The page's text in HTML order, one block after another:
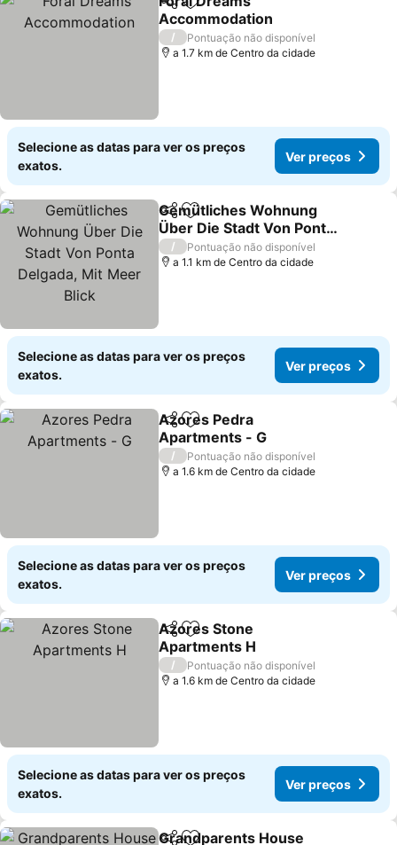
PartilharAdicionar aos favoritos
Accommodation
/
Pontuação não disponível
a 1.7 km de Centro da cidade
Selecione as datas para ver os preços
exatos.
Ver preços
PartilharAdicionar aos favoritos
Gemütliches Wohnung
Über Die Stadt Von Ponta
Delgada, Mit Meer Blick
/
Pontuação não disponível
a 1.1 km de Centro da cidade
Selecione as datas para ver os preços
exatos.
Ver preços
PartilharAdicionar aos favoritos
Azores Pedra
Apartments - G
/
Pontuação não disponível
a 1.6 km de Centro da cidade
Selecione as datas para ver os preços
exatos.
Ver preços
PartilharAdicionar aos favoritos
Azores Stone
Apartments H
/
Pontuação não disponível
a 1.6 km de Centro da cidade
Selecione as datas para ver os preços
exatos.
Ver preços
Grandparents House